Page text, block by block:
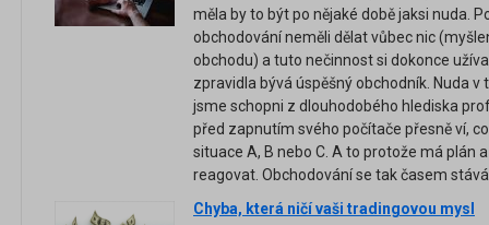
měla by to být po nějaké době jaksi nuda.
obchodování neměli dělat vůbec nic
obchodu) a tuto nečinnost si dokonce
zpravidla bývá úspěšný obchodník. Nuda
jsme schopni z dlouhodobého hlediska
před zapnutím svého počítače přesně ví,
situace A, B nebo C. A to protože má plán
reagovat. Obchodování se tak časem
Chyba, která ničí vaši tradingovou mysl